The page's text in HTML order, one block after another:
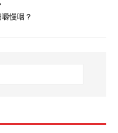
慢咽？